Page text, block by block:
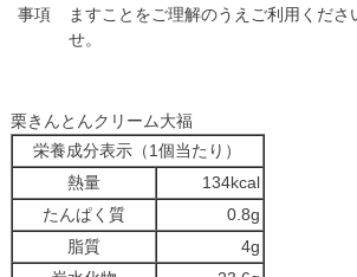
事項
ますことをご理解のうえご利用くださ
せ。
栗きんとんクリーム大福
栄養成分表示（1個当たり）
熱量
134kcal
たんぱく質
0.8g
脂質
4g